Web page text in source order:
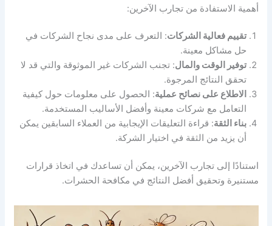
أهمية الاستفادة من تجارب الآخرين:
تقييم فعالية الشركات: التعرف على مدى نجاح الشركات في
حل مشاكل معينة.
توفير الوقت والمال: تجنب الشركات غير الموثوقة والتي قد لا
تحقق النتائج المرجوة.
الاطلاع على نصائح عملية: الحصول على معلومات حول كيفية
التعامل مع شركات معينة وأفضل الأساليب المستخدمة.
بناء الثقة: قراءة التعليقات الإيجابية من العملاء السابقين يمكن
أن يزيد من الثقة في اختيار الشركة.
استنادًا إلى تجارب الآخرين، يمكن أن تساعدك في اتخاذ قرارات
مستنيرة وتحقيق أفضل النتائج في مكافحة الحشرات.